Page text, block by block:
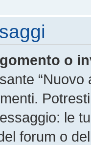
o
le
forum o